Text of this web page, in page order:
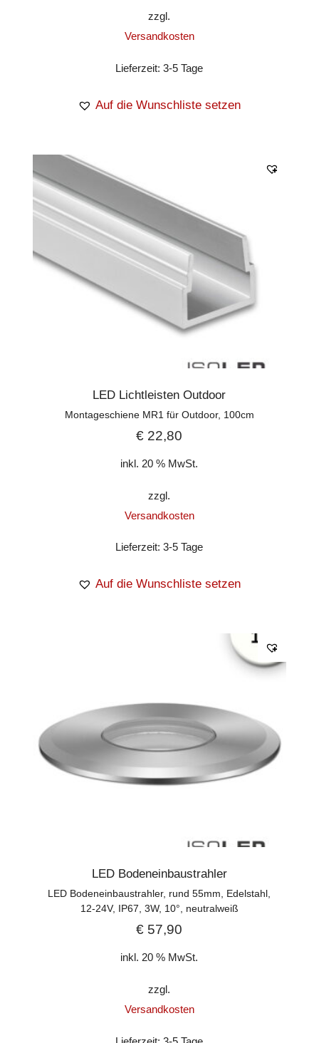
zzgl.
Versandkosten
Lieferzeit:3-5 Tage
Auf die Wunschliste setzen
LED Lichtleisten Outdoor
Montageschiene MR1 für Outdoor, 100cm
€ 22,80
inkl. 20 % MwSt.
zzgl.
Versandkosten
Lieferzeit:3-5 Tage
Auf die Wunschliste setzen
LED Bodeneinbaustrahler
LED Bodeneinbaustrahler, rund 55mm, Edelstahl,
12-24V, IP67, 3W, 10°, neutralweiß
€ 57,90
inkl. 20 % MwSt.
zzgl.
Versandkosten